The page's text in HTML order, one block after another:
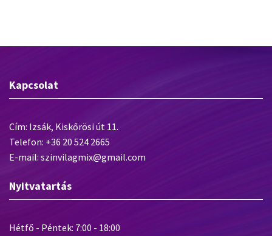
Kapcsolat
Cím: Izsák, Kiskőrösi út 11.
Telefon: +36 20 524 2665
E-mail: szinvilagmix@gmail.com
Nyitvatartás
Hétfő - Péntek: 7:00 - 18:00